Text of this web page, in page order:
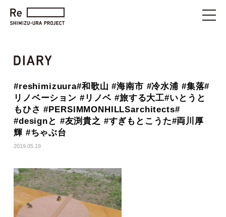
#reshimizuura#和歌山 #海南市 #冷水浦 #集落#
リノベーション #リノベ #旅する大工#いとうと
もひさ #PERSIMMONHILLSarchitects#
#designと #友渕貴之 #すぎもとこうた#両川厚
輝 #ちゃぶ台
2019.05.19